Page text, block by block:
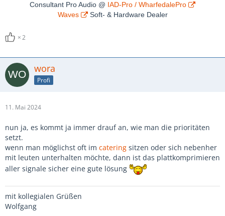
Consultant Pro Audio @ IAD-Pro / WharfedalePro
Waves
Soft- & Hardware Dealer
2
wora
Profi
11. Mai 2024
nun ja, es kommt ja immer drauf an, wie man die prioritäten
setzt.
wenn man möglichst oft im catering sitzen oder sich nebenher
mit leuten unterhalten möchte, dann ist das plattkomprimieren
aller signale sicher eine gute lösung
mit kollegialen Grüßen
Wolfgang